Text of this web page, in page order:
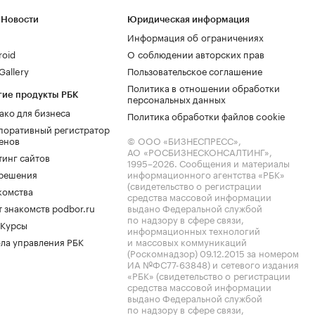
продукты РБК
для бизнеса
регистратор
сайтов
знакомств podbor.ru
управления РБК
Юридическая информация
Информация об ограничениях
О соблюдении авторских прав
Пользовательское соглашение
Политика в отношении обработки
персональных данных
Политика обработки файлов cookie
© ООО «БИЗНЕСПРЕСС»,
АО «РОСБИЗНЕСКОНСАЛТИНГ»,
1995–2026. Сообщения и материалы
информационного агентства «РБК»
(свидетельство о регистрации
средства массовой информации
выдано Федеральной службой
по надзору в сфере связи,
информационных технологий
и массовых коммуникаций
(Роскомнадзор) 09.12.2015 за номером
ИА №ФС77-63848) и сетевого издания
«РБК» (свидетельство о регистрации
средства массовой информации
выдано Федеральной службой
по надзору в сфере связи,